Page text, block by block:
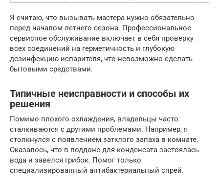
Я считаю, что вызывать мастера нужно обязательно
перед началом летнего сезона. Профессиональное
сервисное обслуживание включает в себя проверку
всех соединений на герметичность и глубокую
дезинфекцию испарителя, что невозможно сделать
бытовыми средствами.
Типичные неисправности и способы их
решения
Помимо плохого охлаждения, владельцы часто
сталкиваются с другими проблемами. Например, я
столкнулся с появлением затхлого запаха в комнате.
Оказалось, что в поддоне для конденсата застоялась
вода и завелся грибок. Помог только
специализированный антибактериальный спрей.